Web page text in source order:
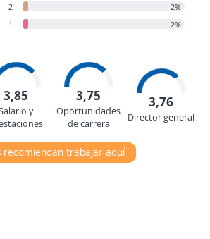
2
2%
1
2%
3,85
y
3,75
Oportunidades
de carrera
3,76
Director general
recomiendan trabajar aquí